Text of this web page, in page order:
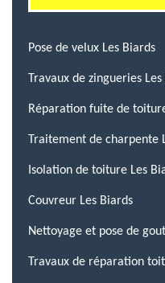
Pose de velux Les Biards
Travaux de zingueries
Réparation fuite de
Traitement de charpente
Isolation de toiture Les
Couvreur Les Biards
Nettoyage et pose de
Travaux de réparation